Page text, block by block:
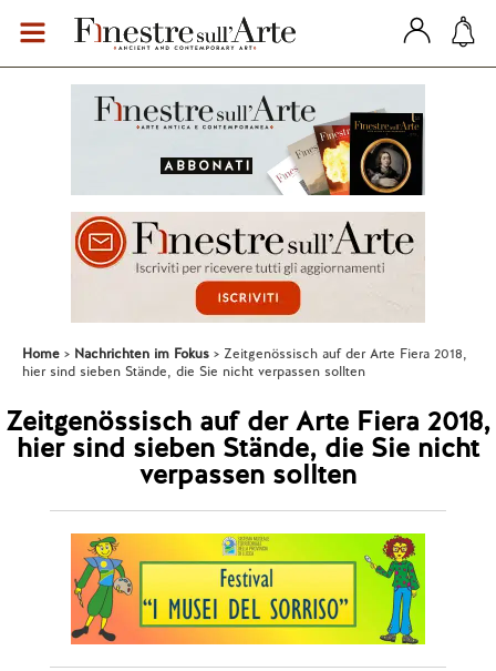
Home Nachrichten im Fokus
Zeitgenössisch auf der Arte Fiera 2018,
hier sind sieben Stände, die Sie nicht verpassen sollten
Zeitgenössisch auf der Arte Fiera 2018,
hier sind sieben Stände, die Sie nicht
verpassen sollten